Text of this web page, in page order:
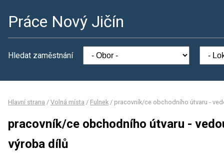
Práce Nový Jičín
Hledat zaměstnání
Hlavní strana / Volná místa / Fulnek / pracovník/ce obchodního útvaru -
pracovník/ce obchodního útvaru -
výroba dílů